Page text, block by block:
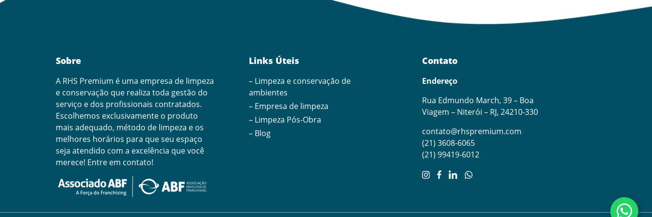
Sobre
A RHS Premium é uma empresa de limpeza
e conservação que realiza toda gestão do
serviço e dos profissionais contratados.
Escolhemos exclusivamente o produto
mais adequado, método de limpeza e os
melhores horários para que seu espaço
seja atendido com a excelência que você
merece! Entre em contato!
Links Úteis
– Limpeza e conservação de
ambientes
– Empresa de limpeza
– Limpeza Pós-Obra
– Blog
Contato
Endereço
Rua Edmundo March, 39 – Boa
Viagem – Niterói – RJ, 24210-330
contato@rhspremium.com
(21) 3608-6065
(21) 99419-6012